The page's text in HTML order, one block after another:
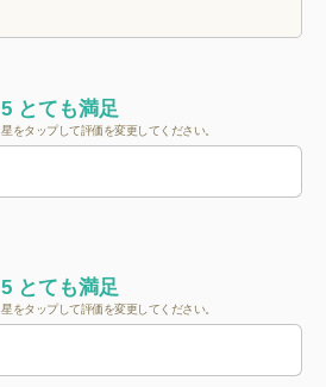
5 とても満足
星をタップして評価を変更してください。
5 とても満足
星をタップして評価を変更してください。